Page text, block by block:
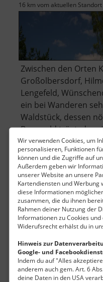
Wir verwenden Cookies, um
personalisieren, Funktionen
können und die Zugriffe auf
Außerdem geben wir
unserer Website an unsere
Kartendiensten und
diese Informationen
zusammen, die du ihnen
Rahmen deiner Nutzung der
Informationen zu Cookies
Widerufsrecht erhälst du in
Hinweis zur
Google- und
Indem du auf "Alles
anderem auch gem. Art. 6
deine Daten in den USA
16 km vom aktuellen Standort
Zwischen den Orten
Großolbersdorf,
Lengefeld,
ein bei Wanderen
Waldstück, dessen
Bornwald trägt, der
Sogar aus Chemnitz
sommers .. »
Spielplatz
Zschopau / Mittleres
aktuell vom 26.04.2026 / Zugriffe: 8392
16 km vom aktuellen Standort